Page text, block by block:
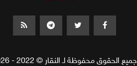
جميع الحقوق محفوظة لـ النقار © 2022 - 2026